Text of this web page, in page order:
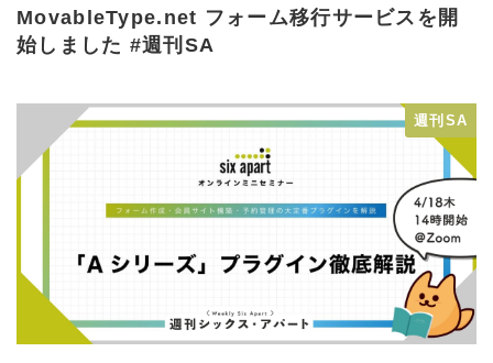
MovableType.net フォーム移行サービスを開
始しました #週刊SA
週刊SA